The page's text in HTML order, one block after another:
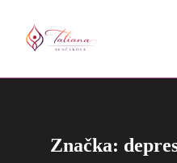
Značka: